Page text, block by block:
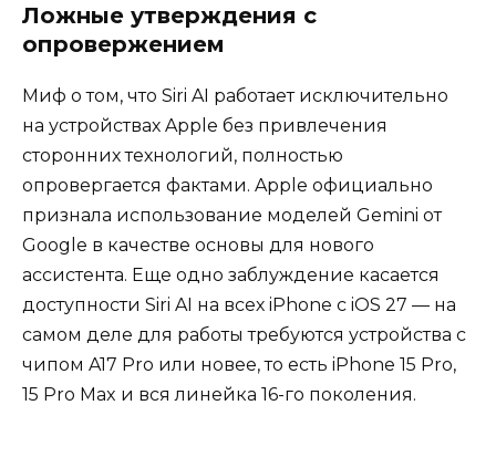
Ложные утверждения с
опровержением
Миф о том, что Siri AI работает исключительно
на устройствах Apple без привлечения
сторонних технологий, полностью
опровергается фактами. Apple официально
признала использование моделей Gemini от
Google в качестве основы для нового
ассистента. Еще одно заблуждение касается
доступности Siri AI на всех iPhone с iOS 27 — на
самом деле для работы требуются устройства с
чипом A17 Pro или новее, то есть iPhone 15 Pro,
15 Pro Max и вся линейка 16-го поколения.